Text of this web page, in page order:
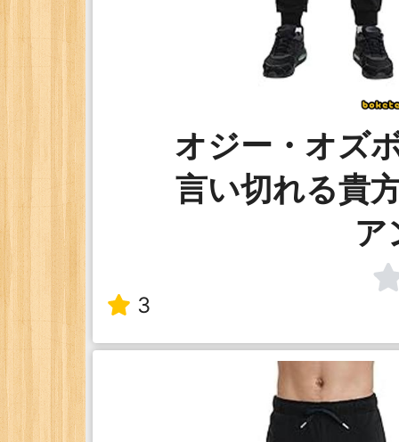
オジー・オズ
言い切れる貴
ア
3